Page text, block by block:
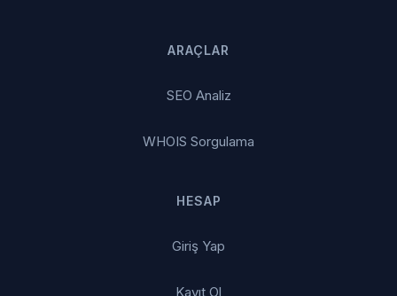
ARAÇLAR
SEO Analiz
WHOIS Sorgulama
HESAP
Giriş Yap
Kayıt Ol